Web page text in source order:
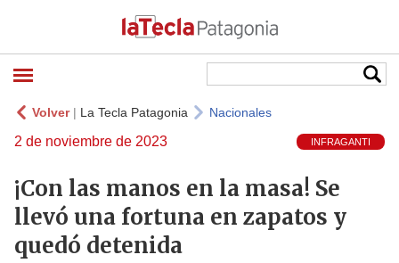
Volver| La Tecla Patagonia Nacionales
2 de noviembre de 2023 INFRAGANTI
¡Con las manos en la masa! Se
llevó una fortuna en zapatos y
quedó detenida